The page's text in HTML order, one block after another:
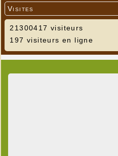
Visites
21300417 visiteurs
197 visiteurs en ligne